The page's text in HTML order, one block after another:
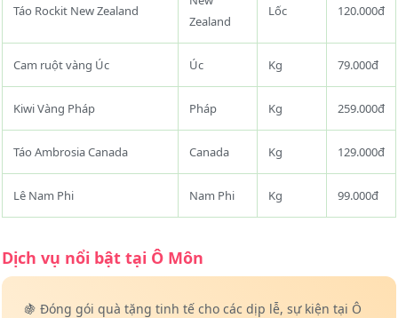
Táo Rockit New Zealand
Zealand
Lốc 120.000đ
Cam ruột vàng Úc Úc Kg 79.000đ
Kiwi Vàng Pháp Pháp Kg 259.000đ
Táo Ambrosia Canada Canada Kg 129.000đ
Lê Nam Phi Nam Phi Kg 99.000đ
Dịch vụ nổi bật tại Ô Môn
🍇 Đóng gói quà tặng tinh tế cho các dịp lễ, sự kiện tại Ô